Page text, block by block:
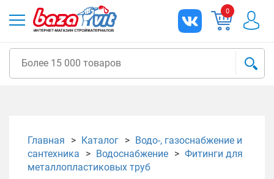
0
Главная Каталог
Водо-, газоснабжение и
сантехника
Водоснабжение
Фитинги для
металлопластиковых труб